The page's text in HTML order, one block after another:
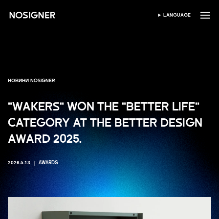
ГОЛОВНА
ВИБЕРІТЬ МОВУ
LANGUAGE
НОВИНИ NOSIGNER
"WAKERS" WON THE "BETTER LIFE"
CATEGORY AT THE BETTER DESIGN
AWARD 2025.
2026.5.13 AWARDS